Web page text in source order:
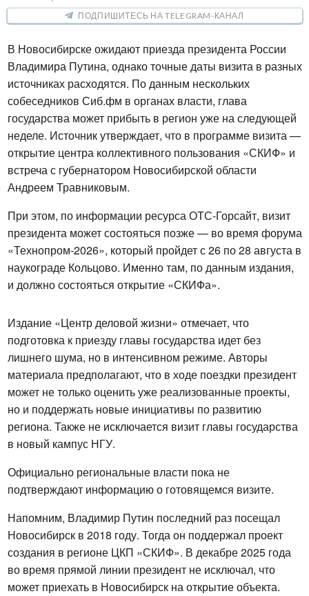
ПОДПИШИТЕСЬ НА TELEGRAM-КАНАЛ
В Новосибирске ожидают приезда президента России
Владимира Путина, однако точные даты визита в разных
источниках расходятся. По данным нескольких
собеседников Сиб.фм в органах власти, глава
государства может прибыть в регион уже на следующей
неделе. Источник утверждает, что в программе визита —
открытие центра коллективного пользования «СКИФ» и
встреча с губернатором Новосибирской области
Андреем Травниковым.
При этом, по информации ресурса ОТС-Горсайт, визит
президента может состояться позже — во время форума
«Технопром-2026», который пройдет с 26 по 28 августа в
наукограде Кольцово. Именно там, по данным издания,
и должно состояться открытие «СКИФа».
Издание «Центр деловой жизни» отмечает, что
подготовка к приезду главы государства идет без
лишнего шума, но в интенсивном режиме. Авторы
материала предполагают, что в ходе поездки президент
может не только оценить уже реализованные проекты,
но и поддержать новые инициативы по развитию
региона. Также не исключается визит главы государства
в новый кампус НГУ.
Официально региональные власти пока не
подтверждают информацию о готовящемся визите.
Напомним, Владимир Путин последний раз посещал
Новосибирск в 2018 году. Тогда он поддержал проект
создания в регионе ЦКП «СКИФ». В декабре 2025 года
во время прямой линии президент не исключал, что
может приехать в Новосибирск на открытие объекта.